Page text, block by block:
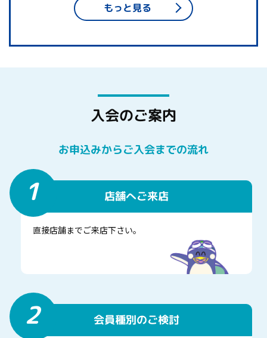
もっと見る
入会のご案内
お申込みからご入会までの流れ
1 店舗へご来店
直接店舗までご来店下さい。
2 会員種別のご検討